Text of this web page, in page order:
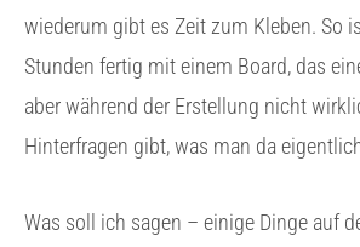
wiederum gibt es Zeit zum Kleben. So
Stunden fertig mit einem Board, das
aber während der Erstellung nicht
Hinterfragen gibt, was man da
Was soll ich sagen – einige Dinge auf